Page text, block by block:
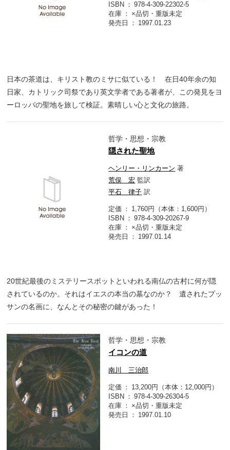
ISBN
978-4-309-22302-5
在庫
×品切・重版未定
発売日
1997.01.23
日本の茶道は、キリスト教のミサに似ている！ 在日40年余の知
日家、カトリック司祭であり英文学者である著者が、この発見をヨ
ーロッパの聖地を旅して検証。素晴しい心と文化の旅路。
哲学・思想・宗教
隠された聖地
ヘンリー・リンカーン 著
荒俣 宏 監訳
平石 律子 訳
定価
1,760円（本体：1,600円）
ISBN
978-4-309-20267-9
在庫
×品切・重版未定
発売日
1997.01.14
20世紀最後のミステリースポットといわれる南仏の古村に何が隠
されているのか。それはイエスの本当の墓なのか？ 遺されたプッ
サンの名画に、なんとその秘密の鍵があった！
哲学・思想・宗教
イコンの道
南川 三治郎
定価
13,200円（本体：12,000円）
ISBN
978-4-309-26304-5
在庫
×品切・重版未定
発売日
1997.01.10